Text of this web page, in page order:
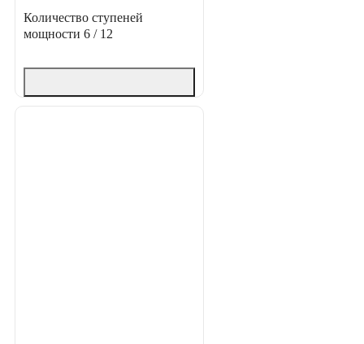
Количество ступеней
мощности 6 / 12